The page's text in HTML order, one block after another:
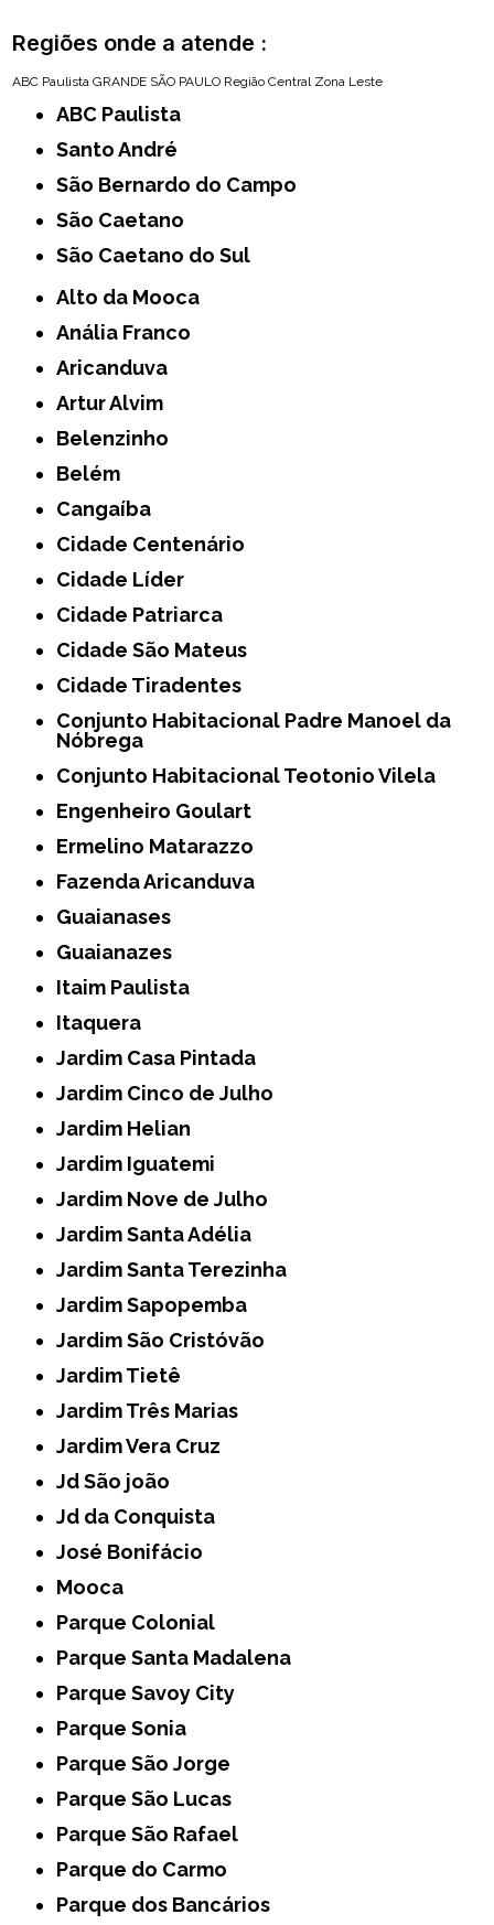
Regiões onde a atende :
ABC Paulista GRANDE SÃO PAULO Região Central Zona Leste
ABC Paulista
Santo André
São Bernardo do Campo
São Caetano
São Caetano do Sul
Alto da Mooca
Anália Franco
Aricanduva
Artur Alvim
Belenzinho
Belém
Cangaíba
Cidade Centenário
Cidade Líder
Cidade Patriarca
Cidade São Mateus
Cidade Tiradentes
Conjunto Habitacional Padre Manoel da
Nóbrega
Conjunto Habitacional Teotonio Vilela
Engenheiro Goulart
Ermelino Matarazzo
Fazenda Aricanduva
Guaianases
Guaianazes
Itaim Paulista
Itaquera
Jardim Casa Pintada
Jardim Cinco de Julho
Jardim Helian
Jardim Iguatemi
Jardim Nove de Julho
Jardim Santa Adélia
Jardim Santa Terezinha
Jardim Sapopemba
Jardim São Cristóvão
Jardim Tietê
Jardim Três Marias
Jardim Vera Cruz
Jd São joão
Jd da Conquista
José Bonifácio
Mooca
Parque Colonial
Parque Santa Madalena
Parque Savoy City
Parque Sonia
Parque São Jorge
Parque São Lucas
Parque São Rafael
Parque do Carmo
Parque dos Bancários